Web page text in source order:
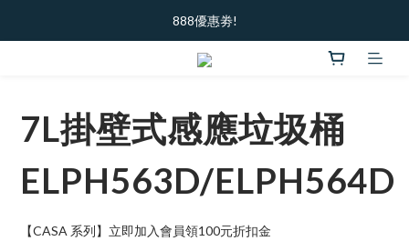
加入新會員  ｜ 領100元購物金
888優惠劵!
加入新會員  ｜ 領100元購物金
7L掛壁式感應垃圾桶
ELPH563D/ELPH564D
【CASA 系列】立即加入會員領100元折扣金